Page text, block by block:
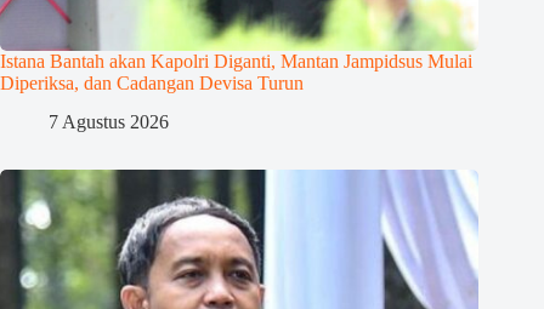
Istana Bantah akan Kapolri Diganti, Mantan Jampidsus Mulai
Diperiksa, dan Cadangan Devisa Turun
7 Agustus 2026